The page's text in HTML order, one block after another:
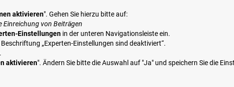
aktivieren". Gehen Sie hierzu bitte auf:
Einreichung von Beiträgen
Einstellungen in der unteren Navigationsleiste ein.
„Experten-Einstellungen sind deaktiviert“.
aktivieren". Ändern Sie bitte die Auswahl auf "Ja" und speichern Sie die